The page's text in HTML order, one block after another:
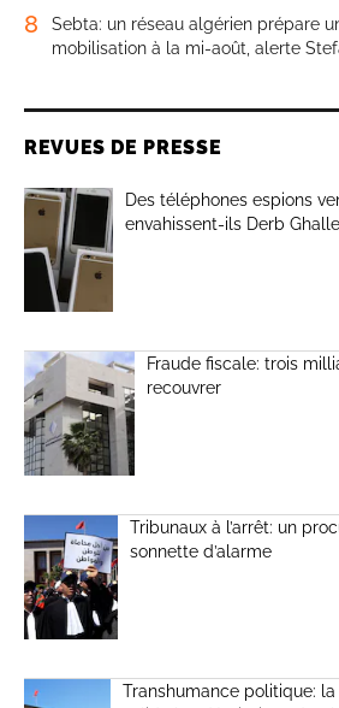
8
Sebta: un réseau algérien prépare
mobilisation à la mi-août, alerte
REVUES DE PRESSE
Des téléphones espions
envahissent-ils Derb
Fraude fiscale: trois
recouvrer
Tribunaux à l’arrêt: un
sonnette d’alarme
Transhumance politique: